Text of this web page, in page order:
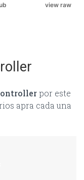
view raw
por este
apra cada una